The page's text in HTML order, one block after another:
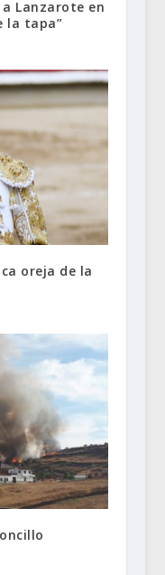
Lanzarote en
la tapa”
oreja de la